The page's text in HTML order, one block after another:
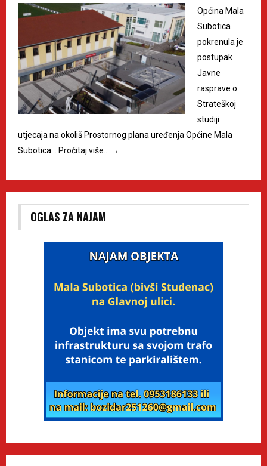
Općina Mala
Subotica
pokrenula je
postupak
Javne
rasprave o
Strateškoj
studiji
utjecaja na okoliš Prostornog plana uređenja Općine Mala
Subotica… Pročitaj više… →
OGLAS ZA NAJAM